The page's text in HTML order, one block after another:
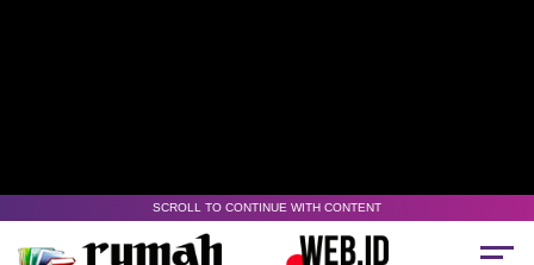
SCROLL TO CONTINUE WITH CONTENT